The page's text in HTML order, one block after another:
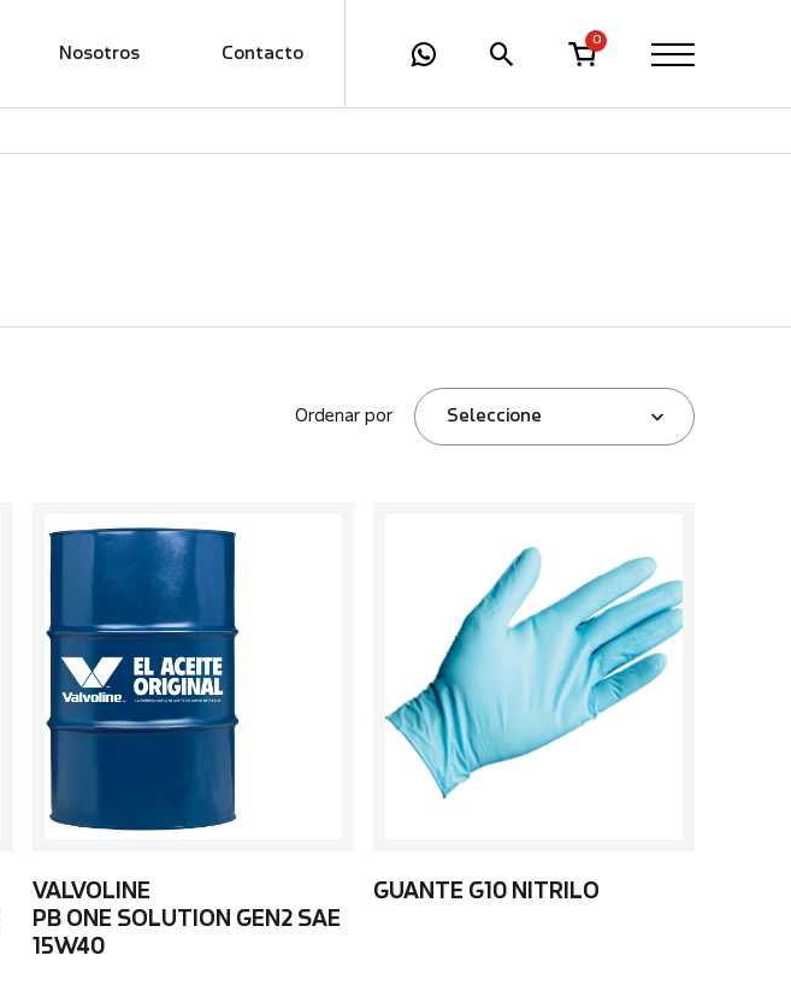
Nosotros Contacto
0
Ordenar por Seleccione
VALVOLINE
PB ONE SOLUTION GEN2 SAE
15W40
GUANTE G10 NITRILO